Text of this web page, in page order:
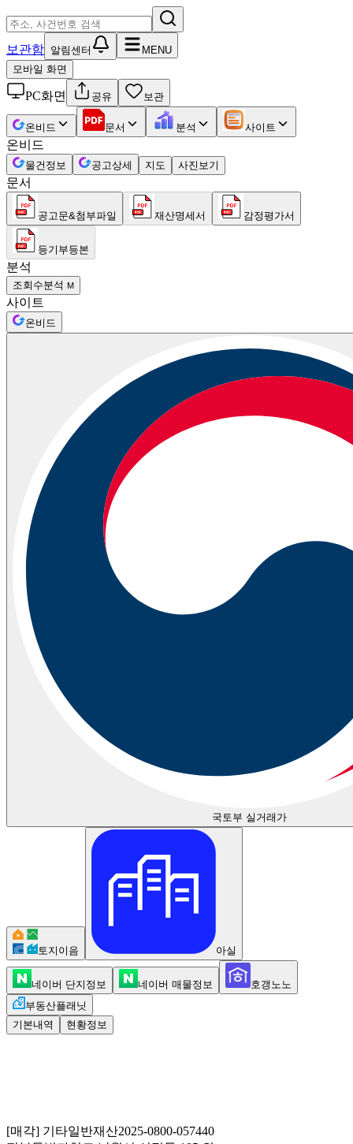
보관함 알림센터
MENU
모바일 화면
PC화면 공유 보관
온비드 문서 분석 사이트
온비드
물건정보 공고상세 지도 사진보기
문서
공고문&첨부파일 재산명세서 감정평가서
등기부등본
분석
조회수분석 M
사이트
온비드
국토부 실거래가
토지이음 아실
네이버 단지정보 네이버 매물정보
호갱노노
부동산플래닛
기본내역
현황정보
[매각] 기타일반재산2025-0800-057440